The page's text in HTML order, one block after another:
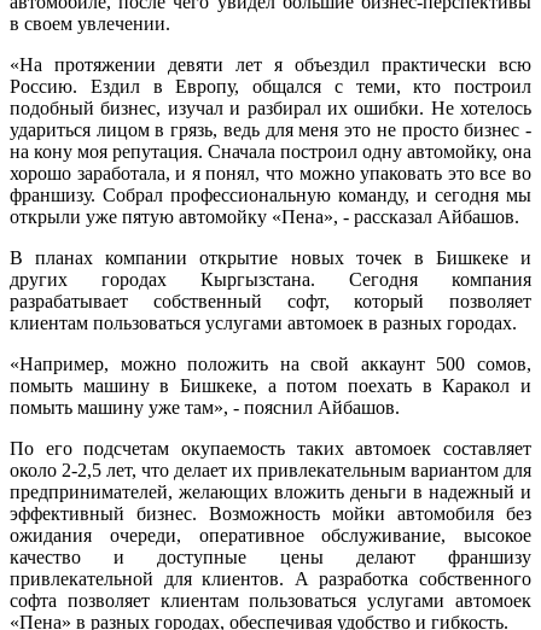
в своем увлечении.
«На протяжении девяти лет я объездил практически всю
Россию. Ездил в Европу, общался с теми, кто построил
подобный бизнес, изучал и разбирал их ошибки. Не хотелось
удариться лицом в грязь, ведь для меня это не просто бизнес -
на кону моя репутация. Сначала построил одну автомойку, она
хорошо заработала, и я понял, что можно упаковать это все во
франшизу. Собрал профессиональную команду, и сегодня мы
открыли уже пятую автомойку «Пена», - рассказал Айбашов.
В планах компании открытие новых точек в Бишкеке и
других городах Кыргызстана. Сегодня компания
разрабатывает собственный софт, который позволяет
клиентам пользоваться услугами автомоек в разных городах.
«Например, можно положить на свой аккаунт 500 сомов,
помыть машину в Бишкеке, а потом поехать в Каракол и
помыть машину уже там», - пояснил Айбашов.
По его подсчетам окупаемость таких автомоек составляет
около 2-2,5 лет, что делает их привлекательным вариантом для
предпринимателей, желающих вложить деньги в надежный и
эффективный бизнес. Возможность мойки автомобиля без
ожидания очереди, оперативное обслуживание, высокое
качество и доступные цены делают франшизу
привлекательной для клиентов. А разработка собственного
софта позволяет клиентам пользоваться услугами автомоек
«Пена» в разных городах, обеспечивая удобство и гибкость.